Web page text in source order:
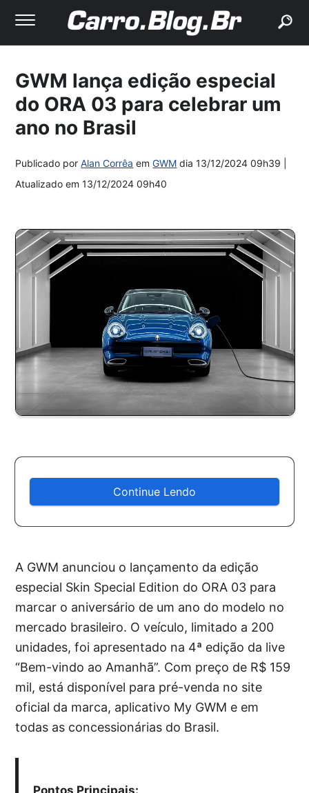
GWM lança edição especial
do ORA 03 para celebrar um
ano no Brasil
Publicado porAlan Corrêa emGWM dia13/12/2024 09h39
Atualizado em13/12/2024 09h40
Continue Lendo
A GWM anunciou o lançamento da edição
especial Skin Special Edition do ORA 03 para
marcar o aniversário de um ano do modelo no
mercado brasileiro. O veículo, limitado a 200
unidades, foi apresentado na 4ª edição da live
“Bem-vindo ao Amanhã”. Com preço de R$ 159
mil, está disponível para pré-venda no site
oficial da marca, aplicativo My GWM e em
todas as concessionárias do Brasil.
Pontos Principais: